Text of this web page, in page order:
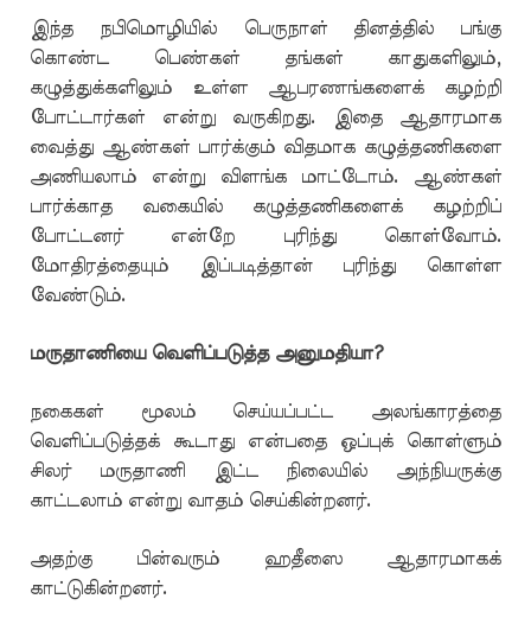
இந்த நபிமொழியில் பெருநாள் தினத்தில் பங்கு
கொண்ட பெண்கள் தங்கள் காதுகளிலும்,
கழுத்துக்களிலும் உள்ள ஆபரணங்களைக் கழற்றி
போட்டார்கள் என்று வருகிறது. இதை ஆதாரமாக
வைத்து ஆண்கள் பார்க்கும் விதமாக கழுத்தணிகளை
அணியலாம் என்று விளங்க மாட்டோம். ஆண்கள்
பார்க்காத வகையில் கழுத்தணிகளைக் கழற்றிப்
போட்டனர் என்றே புரிந்து கொள்வோம்.
மோதிரத்தையும் இப்படித்தான் புரிந்து கொள்ள
வேண்டும்.
மருதாணியை வெளிப்படுத்த அனுமதியா?
நகைகள் மூலம் செய்யப்பட்ட அலங்காரத்தை
வெளிப்படுத்தக் கூடாது என்பதை ஒப்புக் கொள்ளும்
சிலர் மருதாணி இட்ட நிலையில் அந்நியருக்கு
காட்டலாம் என்று வாதம் செய்கின்றனர்.
அதற்கு பின்வரும் ஹதீஸை ஆதாரமாகக்
காட்டுகின்றனர்.